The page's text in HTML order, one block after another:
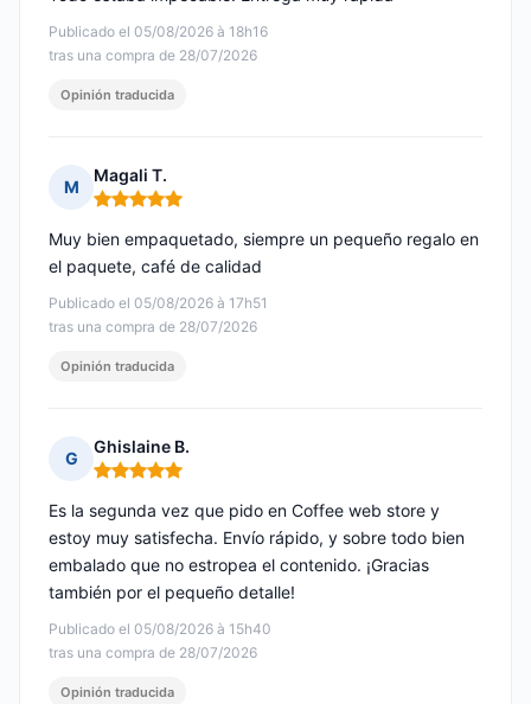
Publicado el 05/08/2026 à 18h16
tras una compra de 28/07/2026
Opinión traducida
M
Magali T.
Nota: 5 de 5
Publicado el 05/08/2026 à 17h51
tras una compra de 28/07/2026
Muy bien empaquetado, siempre un pequeño regalo en
el paquete, café de calidad
Opinión traducida
G
Ghislaine B.
Nota: 5 de 5
Publicado el 05/08/2026 à 15h40
tras una compra de 28/07/2026
Es la segunda vez que pido en Coffee web store y
estoy muy satisfecha. Envío rápido, y sobre todo bien
embalado que no estropea el contenido. ¡Gracias
también por el pequeño detalle!
Opinión traducida